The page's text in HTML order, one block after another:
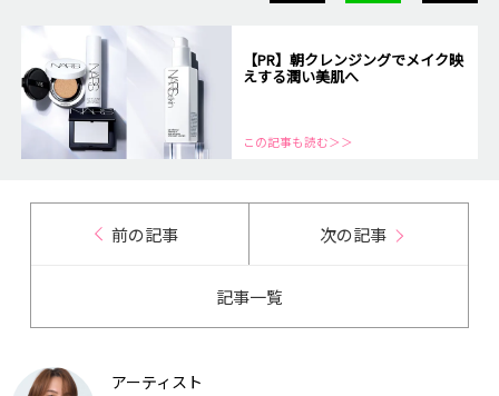
【PR】朝クレンジングでメイク映
えする潤い美肌へ
この記事も読む＞＞
前の記事 次の記事
記事一覧
アーティスト